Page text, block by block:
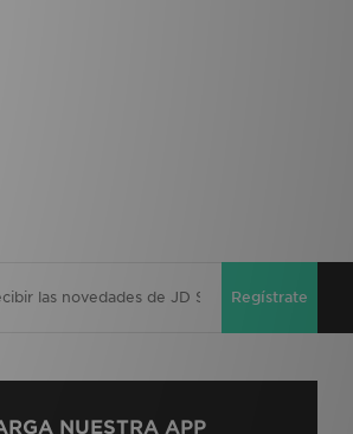
Regístrate
NUESTRA APP